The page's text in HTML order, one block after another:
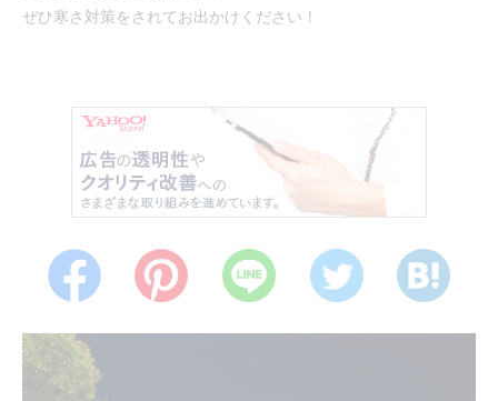
ぜひ寒さ対策をされてお出かけください！